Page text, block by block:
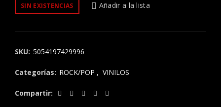
SIN EXISTENCIAS Añadir a la lista
SKU: 5054197429996
Categorías: ROCK/POP , VINILOS
Compartir